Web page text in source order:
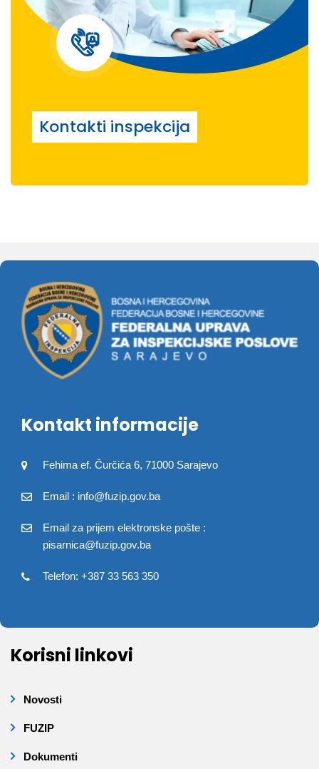
Kontakti inspekcija
Kontakt informacije
Fehima ef. Čurčića 6, 71000 Sarajevo
Email : info@fuzip.gov.ba
Email za prijem elektronske pošte :
pisarnica@fuzip.gov.ba
Telefon: +387 33 563 350
Korisni linkovi
Novosti
FUZIP
Dokumenti